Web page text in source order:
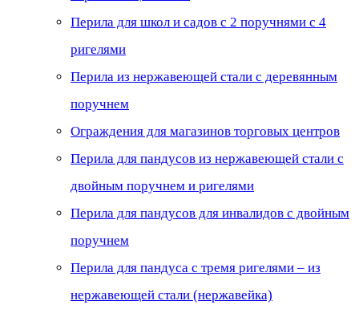
Перила для школ и садов с 2 поручнями с 4
ригелями
Перила из нержавеющей стали с деревянным
поручнем
Ограждения для магазинов торговых центров
Перила для пандусов из нержавеющей стали с
двойным поручнем и ригелями
Перила для пандусов для инвалидов с двойным
поручнем
Перила для пандуса с тремя ригелями – из
нержавеющей стали (нержавейка)